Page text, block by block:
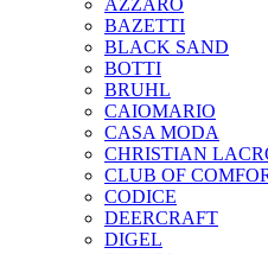
BAZETTI
BLACK SAND
BOTTI
BRUHL
CAIOMARIO
CASA MODA
CHRISTIAN
CLUB OF
CODICE
DEERCRAFT
DIGEL